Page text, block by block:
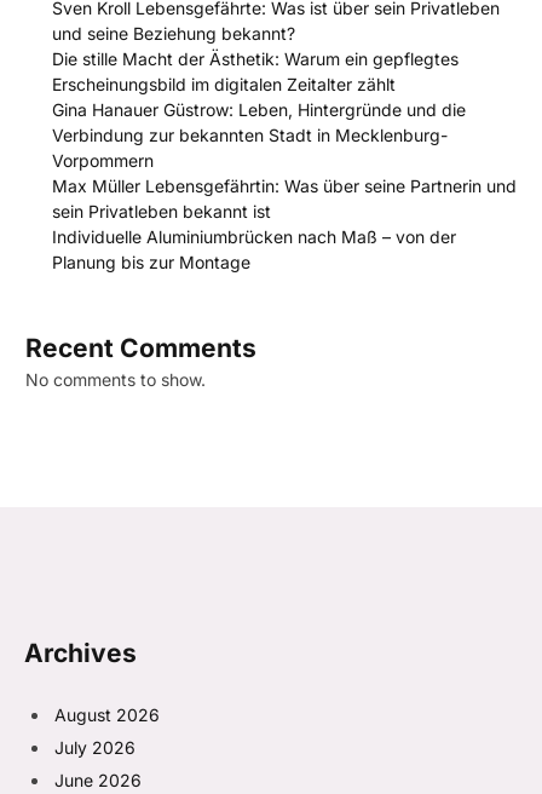
Sven Kroll Lebensgefährte: Was ist über sein Privatleben
und seine Beziehung bekannt?
Die stille Macht der Ästhetik: Warum ein gepflegtes
Erscheinungsbild im digitalen Zeitalter zählt
Gina Hanauer Güstrow: Leben, Hintergründe und die
Verbindung zur bekannten Stadt in Mecklenburg-
Vorpommern
Max Müller Lebensgefährtin: Was über seine Partnerin und
sein Privatleben bekannt ist
Individuelle Aluminiumbrücken nach Maß – von der
Planung bis zur Montage
Recent Comments
No comments to show.
Archives
August 2026
July 2026
June 2026